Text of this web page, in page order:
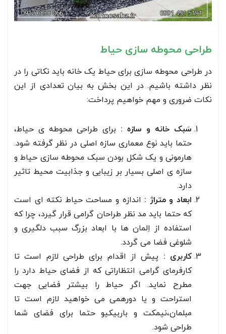
طراحی محوطه سازی حیاط
در طراحی محوطه سازی برای حیاط یک خانه باید نکاتی را در
نظر داشته باشیم. در این بخش به بیان تعدادی از این
نکات ضروری و مهم خواهیم پرداخت:
سَبک خانه و سازه : برای طراحی محوطه ی حیاط،
حتما باید نوع معماری سازه اصلی در نظر گرفته شود.
هارمونی و یک شکل بودن سبک محوطه سازی حیاط و
سازه ی اصلی بسیار بر زیبایی و جذابیت محیط تاثیر
دارد.
ابعاد و متراژ : اندازه و مساحت حیاط نکته ای است
که حتما باید مد نظر طراحان گرامی قرار گیرد، چرا که
استفاده از اِلمان ها با ابعاد بزرگ سبب دلگیری و
شلوغی فضا می گردد.
کاربری : پیش از اقدام برای طراحی لازم است تا
کارفرمای گرامی انتظاراتی که از فضای حیاط دارد را
مطرح نماید. اگر حیاط را بیشتر فضایی جهت
استراحت و یا دورهمی می خواهید لازم است تا
مبلمان،نیمکت و باربیکیو حتما برای فضای شما
طراحی شود.